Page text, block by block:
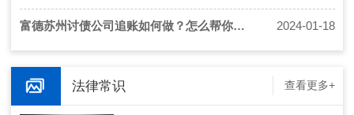
富德苏州讨债公司追账如何做？怎么帮你轻松讨债？ 2024-01-18
法律常识 查看更多+